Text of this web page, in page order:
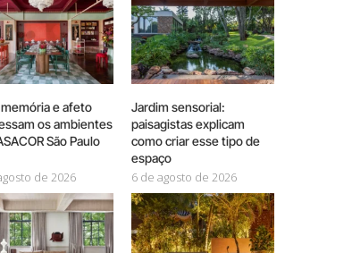
e afeto
os ambientes
São Paulo
de 2026
Jardim sensorial:
paisagistas explicam
como criar esse tipo de
espaço
6 de agosto de 2026